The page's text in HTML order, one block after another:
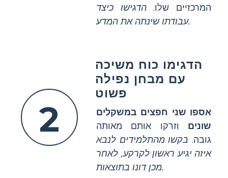
המרכזיים שלו.הדגישו כיצד
עבודתו שינתה את המדע.
2
הדגימו כוח משיכה
עם מבחן נפילה
פשוט
אספו שני חפצים במשקלים
שונים וזרקו אותם מאותה
גובה. בקשו מהתלמידים לנבא
איזה יגיע ראשון לקרקע, לאחר
מכן דונו בתוצאות.